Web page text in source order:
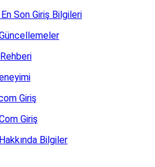
Son Giriş Bilgileri
Giriş
Giriş
Bilgiler